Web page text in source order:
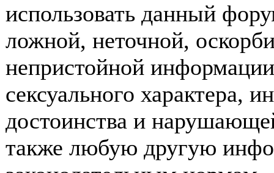
использовать данный
ложной, неточной,
непристойной
сексуального характера,
достоинства и
также любую другую